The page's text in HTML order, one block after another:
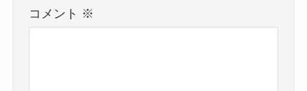
コメント ※